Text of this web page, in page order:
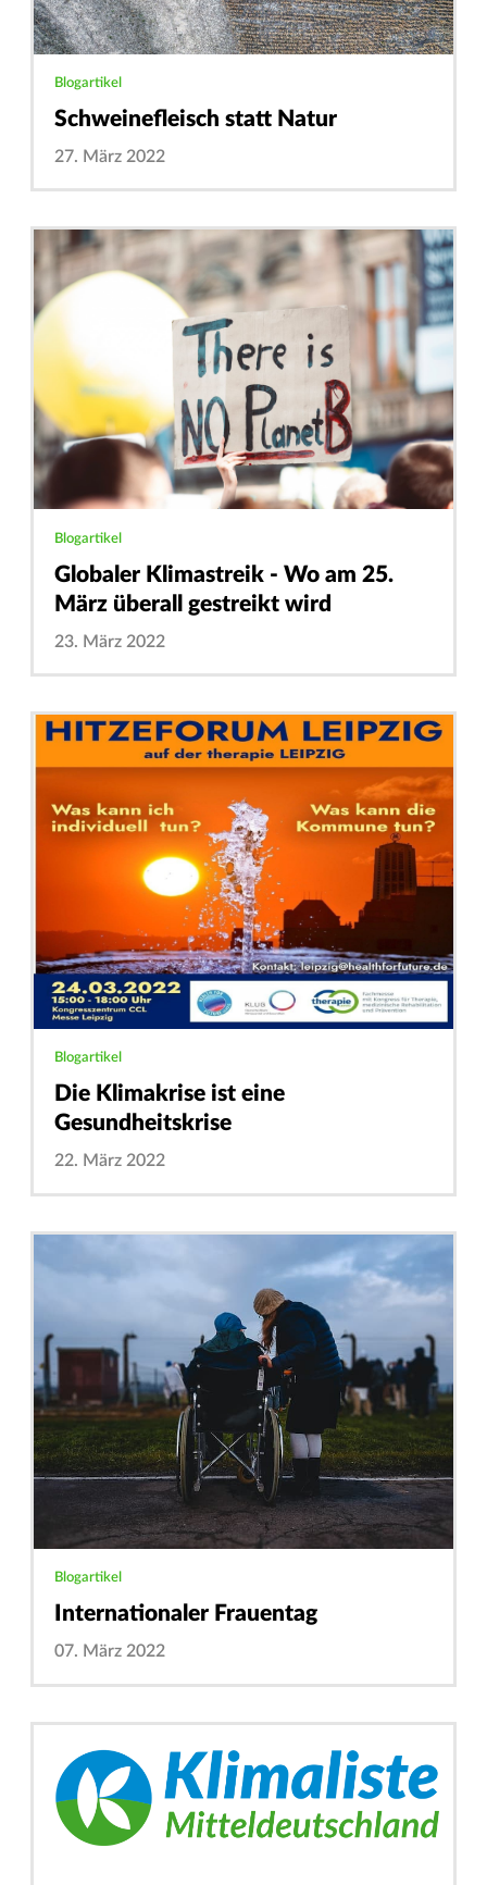
Blogartikel
Schweinefleisch statt Natur
27. März 2022
Blogartikel
Globaler Klimastreik - Wo am 25.
März überall gestreikt wird
23. März 2022
Blogartikel
Die Klimakrise ist eine
Gesundheitskrise
22. März 2022
Blogartikel
Internationaler Frauentag
07. März 2022